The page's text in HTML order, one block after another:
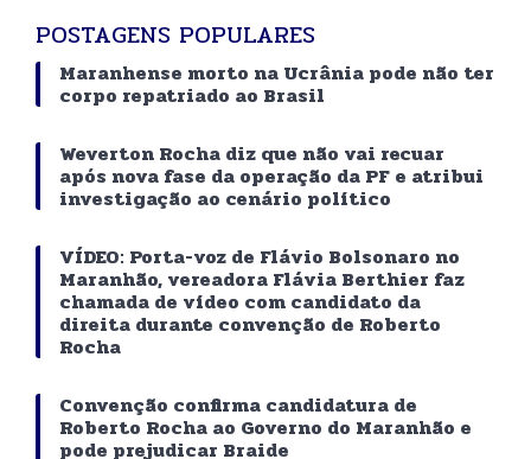
POSTAGENS POPULARES
Maranhense morto na Ucrânia pode não ter
corpo repatriado ao Brasil
Weverton Rocha diz que não vai recuar
após nova fase da operação da PF e atribui
investigação ao cenário político
VÍDEO: Porta-voz de Flávio Bolsonaro no
Maranhão, vereadora Flávia Berthier faz
chamada de vídeo com candidato da
direita durante convenção de Roberto
Rocha
Convenção confirma candidatura de
Roberto Rocha ao Governo do Maranhão e
pode prejudicar Braide